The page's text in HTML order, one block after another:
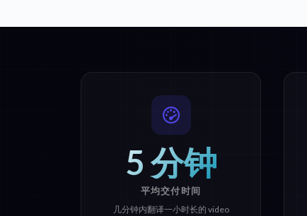
5 分钟
平均交付时间
几分钟内翻译一小时长的 video